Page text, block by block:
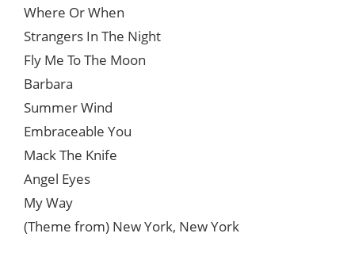
Where Or When
Strangers In The Night
Fly Me To The Moon
Barbara
Summer Wind
Embraceable You
Mack The Knife
Angel Eyes
My Way
(Theme from) New York, New York